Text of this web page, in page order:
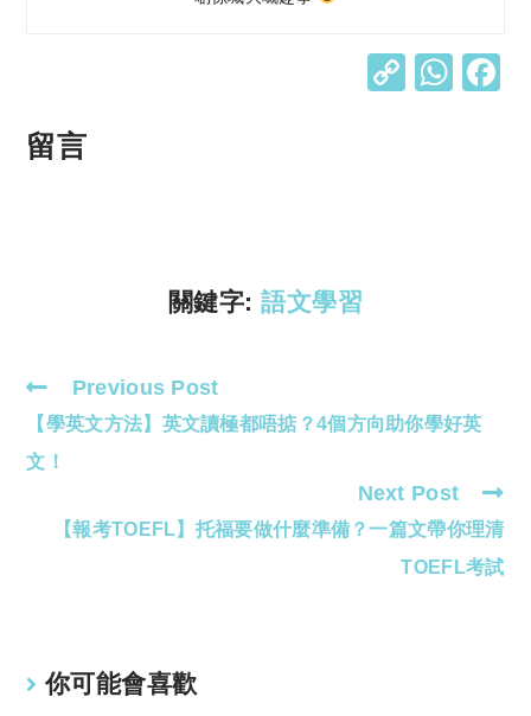
C W
留言
關鍵字:語文學習
Read
more
articles
Previous Post
【學英文方法】英文讀極都唔掂？4個方向助你學好英
文！
Next Post
【報考TOEFL】托福要做什麼準備？一篇文帶你理清
TOEFL考試
你可能會喜歡